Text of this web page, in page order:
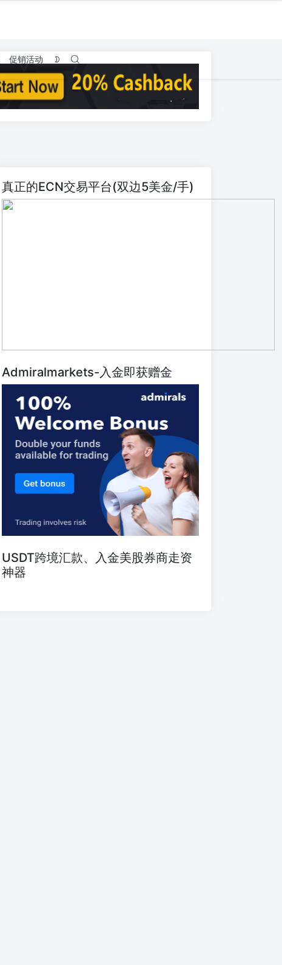
促销活动
真正的ECN交易平台(双边5美金/手)
Admiralmarkets-入金即获赠金
USDT跨境汇款、入金美股券商走资
神器